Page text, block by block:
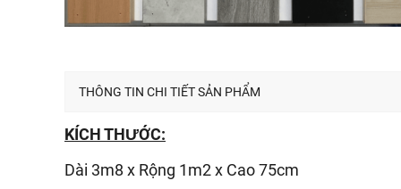
THÔNG TIN CHI TIẾT SẢN PHẨM
KÍCH THƯỚC:
Dài 3m8 x Rộng 1m2 x Cao 75cm